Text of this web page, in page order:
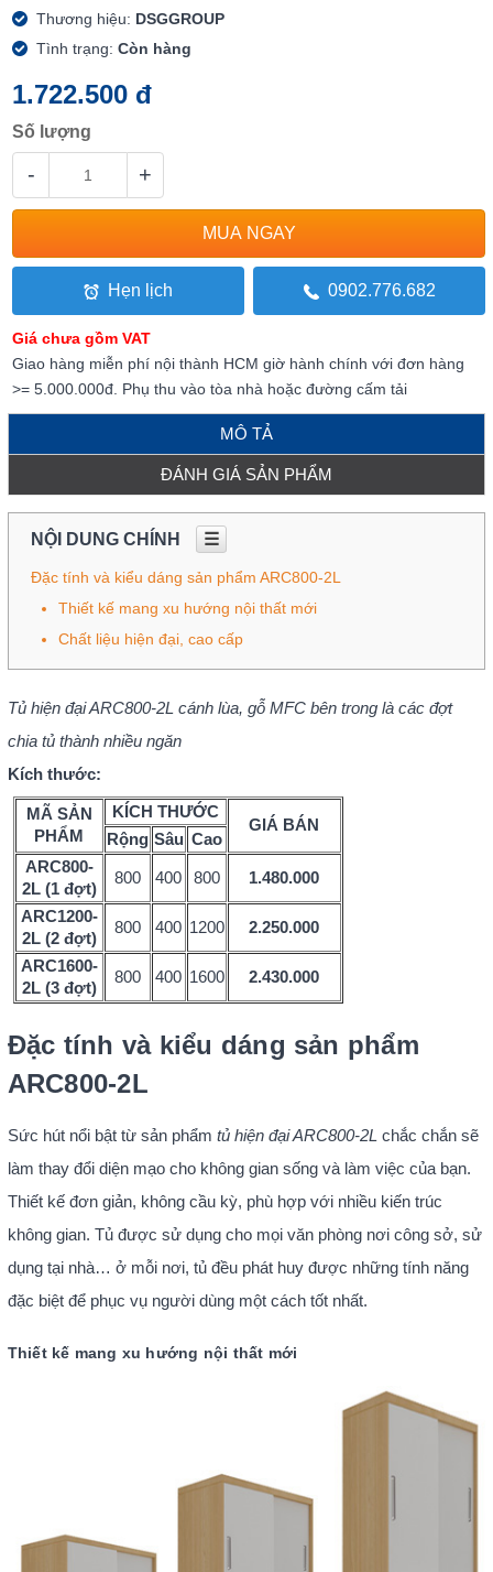
Thương hiệu: DSGGROUP
Tình trạng:Còn hàng
1.722.500 đ
Số lượng
- +
Hẹn lịch 0902.776.682
Giá chưa gồm VAT
Giao hàng miễn phí nội thành HCM giờ hành chính với đơn hàng
>= 5.000.000đ. Phụ thu vào tòa nhà hoặc đường cấm tải
MÔ TẢ
ĐÁNH GIÁ SẢN PHẨM
NỘI DUNG CHÍNH ☰
Đặc tính và kiểu dáng sản phẩm ARC800-2L
Thiết kế mang xu hướng nội thất mới
Chất liệu hiện đại, cao cấp
Tủ hiện đại ARC800-2L cánh lùa, gỗ MFC bên trong là các đợt
chia tủ thành nhiều ngăn
Kích thước:
MÃ SẢN
PHẨM
KÍCH THƯỚC
GIÁ BÁN
Rộng Sâu Cao
ARC800-
2L (1 đợt)
800 400 800 1.480.000
ARC1200-
2L (2 đợt)
800 400 1200 2.250.000
ARC1600-
2L (3 đợt)
800 400 1600 2.430.000
Đặc tính và kiểu dáng sản phẩm
ARC800-2L
Sức hút nổi bật từ sản phẩm tủ hiện đại ARC800-2L chắc chắn sẽ
làm thay đổi diện mạo cho không gian sống và làm việc của bạn.
Thiết kế đơn giản, không cầu kỳ, phù hợp với nhiều kiến trúc
không gian. Tủ được sử dụng cho mọi văn phòng nơi công sở, sử
dụng tại nhà… ở mỗi nơi, tủ đều phát huy được những tính năng
đặc biệt để phục vụ người dùng một cách tốt nhất.
Thiết kế mang xu hướng nội thất mới